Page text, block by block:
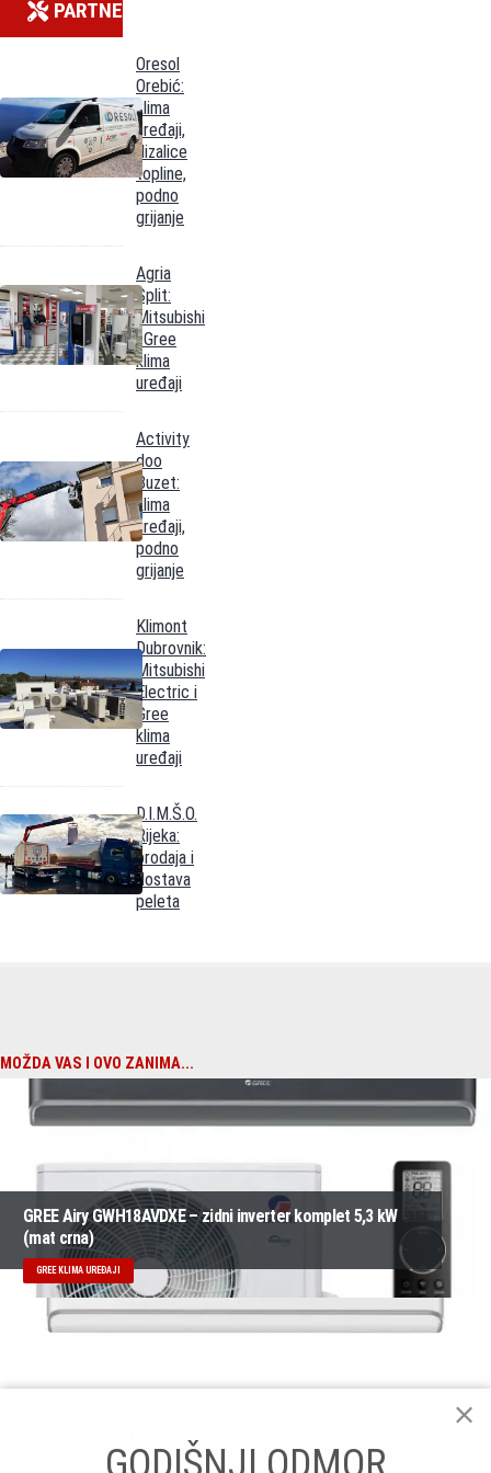
PARTNERI
Oresol
Orebić:
klima
uređaji,
dizalice
topline,
podno
grijanje
Agria
Split:
Mitsubishi
i Gree
klima
uređaji
Activity
doo
Buzet:
klima
uređaji,
podno
grijanje
Klimont
Dubrovnik:
Mitsubishi
Electric i
Gree
klima
uređaji
D.I.M.Š.O.
Rijeka:
prodaja i
dostava
peleta
MOŽDA VAS I OVO ZANIMA...
GREE Airy GWH18AVDXE – zidni inverter komplet 5,3 kW
(mat crna)
GREE KLIMA UREĐAJI
GREE Airy GWH18AVDXE – zidni inverter komplet 5,3 kW